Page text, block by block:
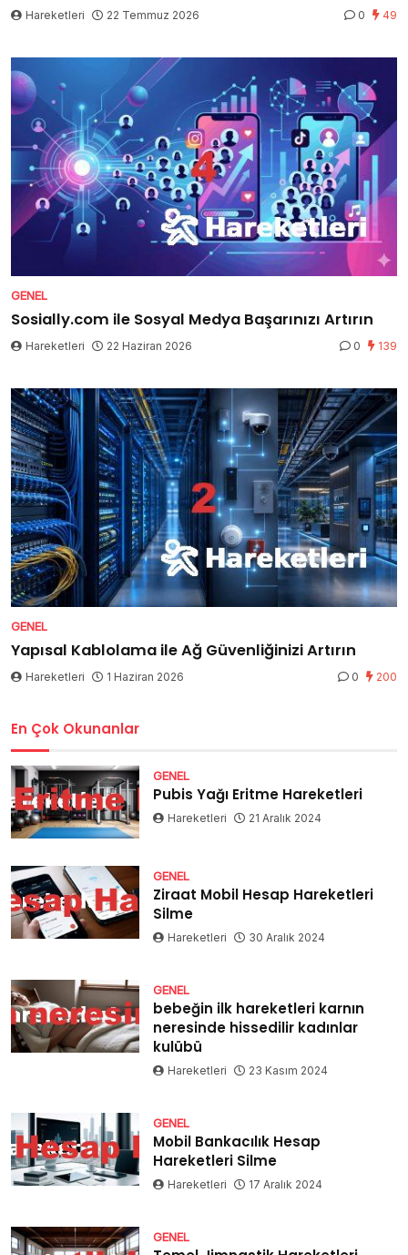
Hareketleri 22 Temmuz 2026 0 49
GENEL
Sosially.com ile Sosyal Medya Başarınızı Artırın
Hareketleri 22 Haziran 2026 0 139
GENEL
Yapısal Kablolama ile Ağ Güvenliğinizi Artırın
Hareketleri 1 Haziran 2026 0 200
En Çok Okunanlar
GENEL
Pubis Yağı Eritme Hareketleri
Hareketleri 21 Aralık 2024
GENEL
Ziraat Mobil Hesap Hareketleri
Silme
Hareketleri 30 Aralık 2024
GENEL
bebeğin ilk hareketleri karnın
neresinde hissedilir kadınlar
kulübü
Hareketleri 23 Kasım 2024
GENEL
Mobil Bankacılık Hesap
Hareketleri Silme
Hareketleri 17 Aralık 2024
GENEL